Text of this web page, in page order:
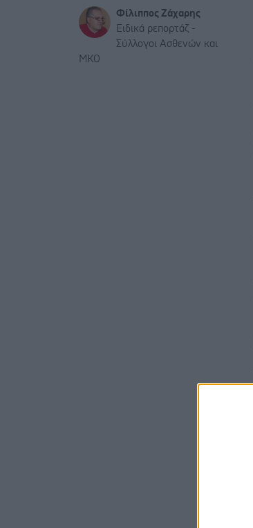
Φίλιππος Ζάχαρης
Ειδικά ρεπορτάζ -
Σύλλογοι Ασθενών και
ΜΚΟ